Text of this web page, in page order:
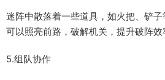
迷阵中散落着一些道具，如火把、铲子
可以照亮前路，破解机关，提升破阵效
5.组队协作